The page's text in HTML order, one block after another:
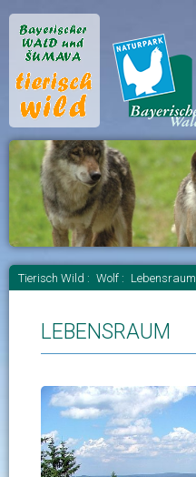
Tierisch Wild : Wolf : Lebensraum
LEBENSRAUM